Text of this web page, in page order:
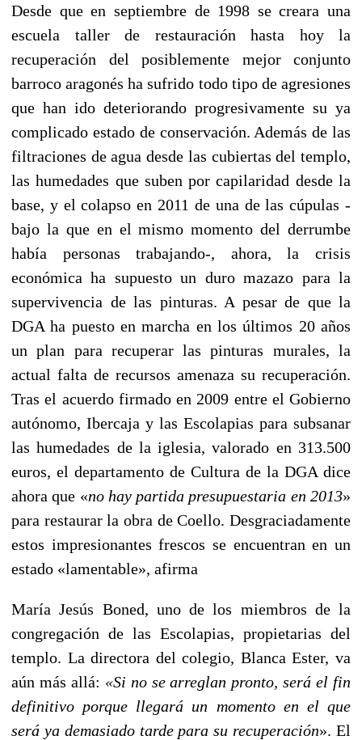
Desde que en septiembre de 1998 se creara una
escuela taller de restauración hasta hoy la
recuperación del posiblemente mejor conjunto
barroco aragonés ha sufrido todo tipo de agresiones
que han ido deteriorando progresivamente su ya
complicado estado de conservación. Además de las
filtraciones de agua desde las cubiertas del templo,
las humedades que suben por capilaridad desde la
base, y el colapso en 2011 de una de las cúpulas -
bajo la que en el mismo momento del derrumbe
había personas trabajando-, ahora, la crisis
económica ha supuesto un duro mazazo para la
supervivencia de las pinturas. A pesar de que la
DGA ha puesto en marcha en los últimos 20 años
un plan para recuperar las pinturas murales, la
actual falta de recursos amenaza su recuperación.
Tras el acuerdo firmado en 2009 entre el Gobierno
autónomo, Ibercaja y las Escolapias para subsanar
las humedades de la iglesia, valorado en 313.500
euros, el departamento de Cultura de la DGA dice
ahora que «no hay partida presupuestaria en 2013»
para restaurar la obra de Coello. Desgraciadamente
estos impresionantes frescos se encuentran en un
estado «lamentable», afirma
María Jesús Boned, uno de los miembros de la
congregación de las Escolapias, propietarias del
templo. La directora del colegio, Blanca Ester, va
aún más allá: «Si no se arreglan pronto, será el fin
definitivo porque llegará un momento en el que
será ya demasiado tarde para su recuperación». El